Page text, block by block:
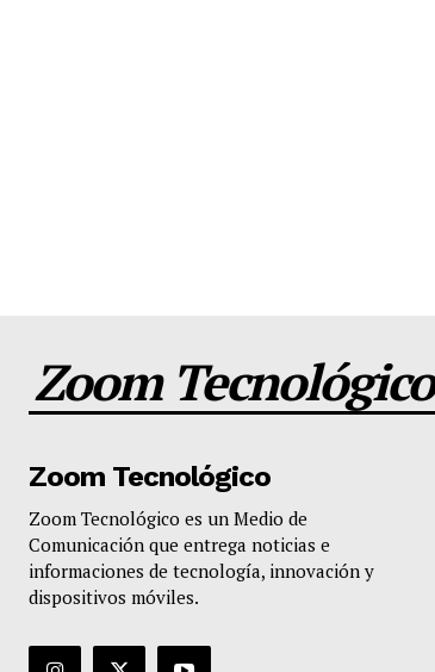
Zoom Tecnológico
Zoom Tecnológico
Zoom Tecnológico es un Medio de
Comunicación que entrega noticias e
informaciones de tecnología, innovación y
dispositivos móviles.